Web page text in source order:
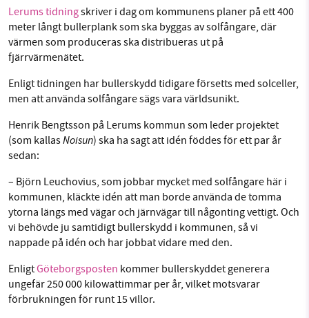
Threads LinkedIn
Lerums tidningskriver i dag om kommunens planer på ett 400
meter långt bullerplank som ska byggas av solfångare, där
värmen som produceras ska distribueras ut på
fjärrvärmenätet.
Enligt tidningen har bullerskydd tidigare försetts med solceller,
men att använda solfångare sägs vara världsunikt.
Henrik Bengtsson på Lerums kommun som leder projektet
(som kallasNoisun) ska ha sagt att idén föddes för ett par år
sedan:
– Björn Leuchovius, som jobbar mycket med solfångare här i
kommunen, kläckte idén att man borde använda de tomma
ytorna längs med vägar och järnvägar till någonting vettigt. Och
vi behövde ju samtidigt bullerskydd i kommunen, så vi
nappade på idén och har jobbat vidare med den.
EnligtGöteborgsposten kommer bullerskyddet generera
ungefär 250 000 kilowattimmar per år, vilket motsvarar
förbrukningen för runt 15 villor.
SMB kämpar för en hållbar framtid. Sedan
starten 2010 har vår ideella redaktion drivit
miljödebatten framåt genom
nyhetsbevakning och granskningar. Nu vill vi
utveckla vårt arbete – och vi hoppas att du
vill hjälpa oss.
Stötta vårt arbete genom att swisha en slant till
Läs vad vi vill göra